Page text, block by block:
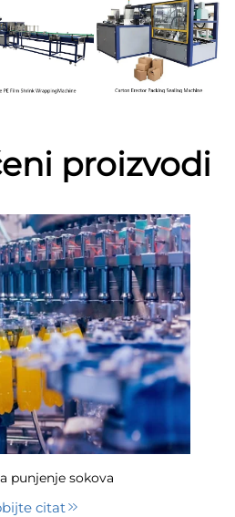
proizvodi
punjenje sokova
citat